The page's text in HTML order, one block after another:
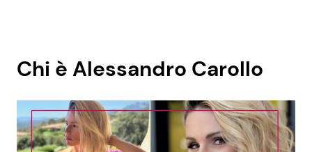
Chi è Alessandro Carollo